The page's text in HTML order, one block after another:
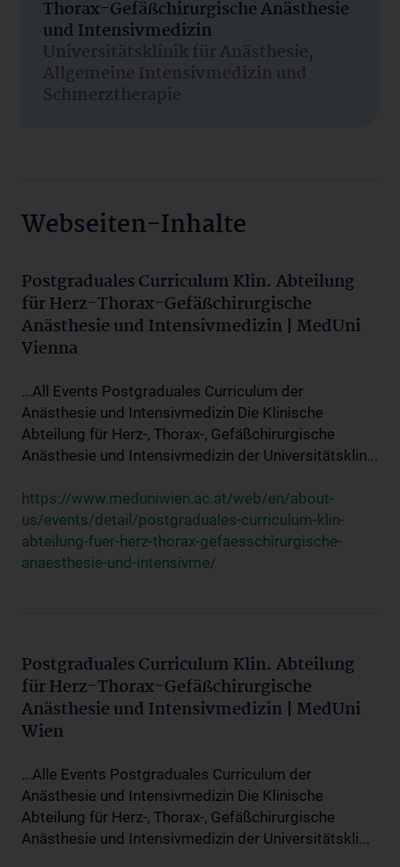
Thorax-Gefäßchirurgische Anästhesie
und Intensivmedizin
Universitätsklinik für Anästhesie,
Allgemeine Intensivmedizin und
Schmerztherapie
Webseiten-Inhalte
Postgraduales Curriculum Klin. Abteilung
für Herz-Thorax-Gefäßchirurgische
Anästhesie und Intensivmedizin | MedUni
Vienna
...All Events Postgraduales Curriculum der
Anästhesie und Intensivmedizin Die Klinische
Abteilung für Herz-, Thorax-, Gefäßchirurgische
Anästhesie und Intensivmedizin der Universitätsklin...
https://www.meduniwien.ac.at/web/en/about-
us/events/detail/postgraduales-curriculum-klin-
abteilung-fuer-herz-thorax-gefaesschirurgische-
anaesthesie-und-intensivme/
Postgraduales Curriculum Klin. Abteilung
für Herz-Thorax-Gefäßchirurgische
Anästhesie und Intensivmedizin | MedUni
Wien
...Alle Events Postgraduales Curriculum der
Anästhesie und Intensivmedizin Die Klinische
Abteilung für Herz-, Thorax-, Gefäßchirurgische
Anästhesie und Intensivmedizin der Universitätskli...